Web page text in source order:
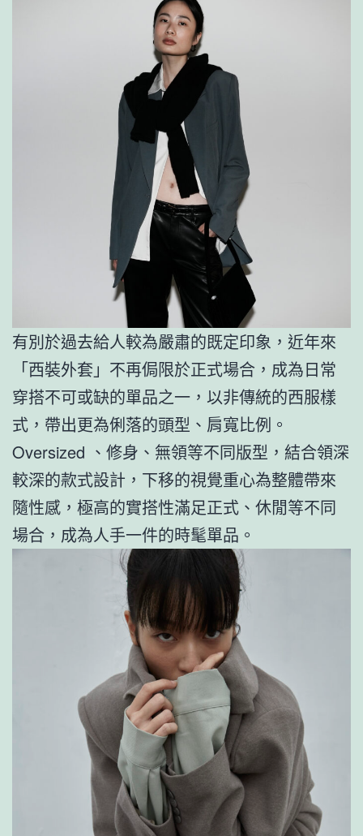
有別於過去給人較為嚴肅的既定印象，近年來
「西裝外套」不再侷限於正式場合，成為日常
穿搭不可或缺的單品之一，以非傳統的西服樣
式，帶出更為俐落的頭型、肩寬比例。
Oversized 、修身、無領等不同版型，結合領深
較深的款式設計，下移的視覺重心為整體帶來
隨性感，極高的實搭性滿足正式、休閒等不同
場合，成為人手一件的時髦單品。